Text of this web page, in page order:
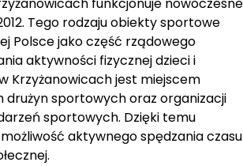
funkcjonuje nowoczesne
Tego rodzaju obiekty sportowe
Polsce jako część rządowego
aktywności fizycznej dzieci i
Krzyżanowicach jest miejscem
drużyn sportowych oraz organizacji
sportowych. Dzięki temu
aktywnego spędzania czasu